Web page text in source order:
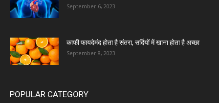
September 6, 2023
काफी फायदेमंद होता है संतरा, सर्दियों में खाना होता है अच्छा
September 8, 2023
POPULAR CATEGORY